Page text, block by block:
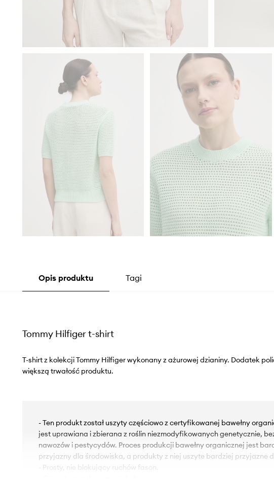
Opis produktu Tagi
Tommy Hilfiger t-shirt
T-shirt z kolekcji Tommy Hilfiger wykonany z ażurowej dzianiny. Dodatek
większą trwałość produktu.
- Ten produkt został uszyty częściowo z certyfikowanej bawełny
jest uprawiana i zbierana z roślin niezmodyfikowanych genetycznie,
nawozów i pestycydów. Proces produkcji bawełny organicznej jest
przyjazny dla środowiska, a produkty z niej uszyte bardziej przyjazne
- Prosty, nie blokujący ruchów fason.